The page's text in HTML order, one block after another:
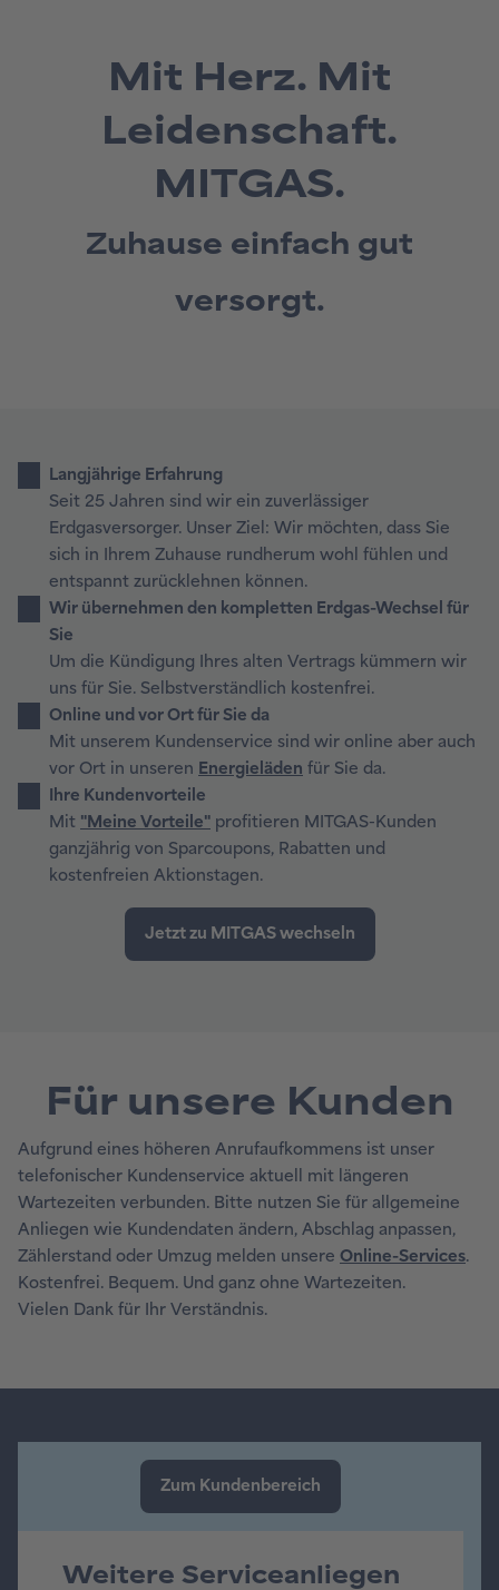
Mit Herz. Mit
Leidenschaft.
MITGAS.
Zuhause einfach gut
versorgt.
Langjährige Erfahrung
Seit 25 Jahren sind wir ein zuverlässiger
Erdgasversorger. Unser Ziel: Wir möchten, dass Sie
sich in Ihrem Zuhause rundherum wohl fühlen und
entspannt zurücklehnen können.
Wir übernehmen den kompletten Erdgas-Wechsel für
Sie
Um die Kündigung Ihres alten Vertrags kümmern wir
uns für Sie. Selbstverständlich kostenfrei.
Online und vor Ort für Sie da
Mit unserem Kundenservice sind wir online aber auch
vor Ort in unseren Energieläden für Sie da.
Ihre Kundenvorteile
Mit "Meine Vorteile" profitieren MITGAS-Kunden
ganzjährig von Sparcoupons, Rabatten und
kostenfreien Aktionstagen.
Für unsere Kunden
Aufgrund eines höheren Anrufaufkommens ist unser
telefonischer Kundenservice aktuell mit längeren
Wartezeiten verbunden. Bitte nutzen Sie für allgemeine
Anliegen wie Kundendaten ändern, Abschlag anpassen,
Zählerstand oder Umzug melden unsere Online-Services.
Kostenfrei. Bequem. Und ganz ohne Wartezeiten.
Vielen Dank für Ihr Verständnis.
Weitere Serviceanliegen